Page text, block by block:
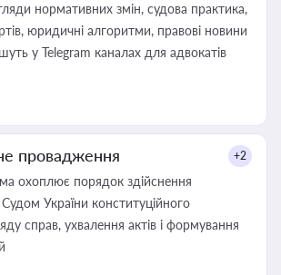
нормативних змін, судова практика,
юридичні алгоритми, правові новини
у Telegram каналах для адвокатів
провадження +2
охоплює порядок здійснення
України конституційного
справ, ухвалення актів і формування